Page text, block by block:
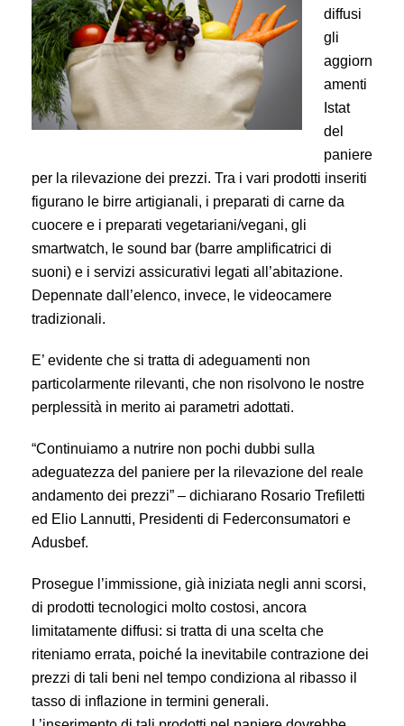
diffusi
gli
aggiorn
amenti
Istat
del
paniere
per la rilevazione dei prezzi. Tra i vari prodotti inseriti
figurano le birre artigianali, i preparati di carne da
cuocere e i preparati vegetariani/vegani, gli
smartwatch, le sound bar (barre amplificatrici di
suoni) e i servizi assicurativi legati all’abitazione.
Depennate dall’elenco, invece, le videocamere
tradizionali.
E’ evidente che si tratta di adeguamenti non
particolarmente rilevanti, che non risolvono le nostre
perplessità in merito ai parametri adottati.
“Continuiamo a nutrire non pochi dubbi sulla
adeguatezza del paniere per la rilevazione del reale
andamento dei prezzi” – dichiarano Rosario Trefiletti
ed Elio Lannutti, Presidenti di Federconsumatori e
Adusbef.
Prosegue l’immissione, già iniziata negli anni scorsi,
di prodotti tecnologici molto costosi, ancora
limitatamente diffusi: si tratta di una scelta che
riteniamo errata, poiché la inevitabile contrazione dei
prezzi di tali beni nel tempo condiziona al ribasso il
tasso di inflazione in termini generali.